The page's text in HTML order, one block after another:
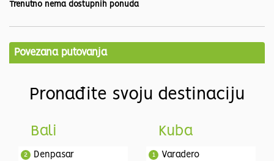
Trenutno nema dostupnih ponuda
Povezana putovanja
Pronađite svoju destinaciju
Bali
Denpasar
2
Kuba
Varadero
1